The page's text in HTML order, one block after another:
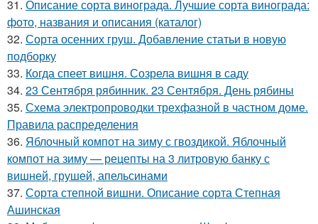
31. Описание сорта винограда. Лучшие сорта винограда:
фото, названия и описания (каталог)
32. Сорта осенних груш. Добавление статьи в новую
подборку
33. Когда спеет вишня. Созрела вишня в саду
34. 23 Сентября рябинник. 23 Сентября. День рябины
35. Схема электропроводки трехфазной в частном доме.
Правила распределения
36. Яблочный компот на зиму с гвоздикой. Яблочный
компот на зиму — рецепты на 3 литровую банку с
вишней, грушей, апельсинами
37. Сорта степной вишни. Описание сорта Степная
Ашинская